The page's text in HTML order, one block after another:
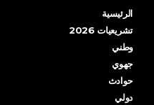
الرئيسية
تشريعيات 2026
وطني
جهوي
حوادث
دولي